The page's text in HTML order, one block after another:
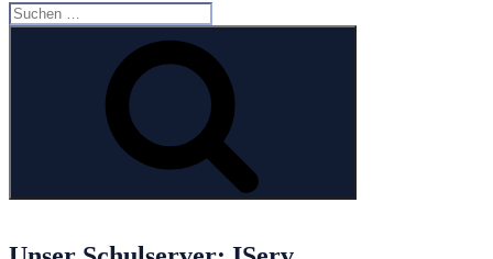
Suche
nach: